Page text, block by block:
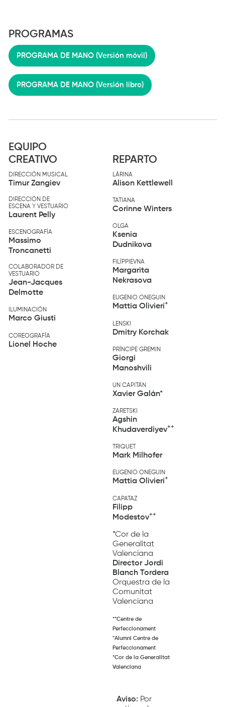
PROGRAMAS
PROGRAMA DE MANO (Versión móvil)
PROGRAMA DE MANO (Versión libro)
EQUIPO
CREATIVO
DIRECCIÓN MUSICAL
Timur Zangiev
DIRECCIÓN DE
ESCENA Y VESTUARIO
Laurent Pelly
ESCENOGRAFÍA
Massimo
Troncanetti
COLABORADOR DE
VESTUARIO
Jean-Jacques
Delmotte
ILUMINACIÓN
Marco Giusti
COREOGRAFÍA
Lionel Hoche
REPARTO
LÁRINA
Alison Kettlewell
TATIANA
Corinne Winters
OLGA
Ksenia
Dudnikova
FILÍPPIEVNA
Margarita
Nekrasova
EUGENIO ONEGUIN
Mattia Olivieri+
LENSKI
Dmitry Korchak
PRÍNCIPE GREMIN
Giorgi
Manoshvili
UN CAPITÁN
Xavier Galán*
ZARETSKI
Agshin
Khudaverdiyev++
TRIQUET
Mark Milhofer
EUGENIO ONEGUIN
Mattia Olivieri+
CAPATAZ
Filipp
Modestov++
*Cor de la
Generalitat
Valenciana
DirectorJordi
Blanch Tordera
Orquestra de la
Comunitat
Valenciana
++Centre de
Perfeccionament
+Alumni Centre de
Perfeccionament
*Cor de la Generalitat
Valenciana
Aviso: Por